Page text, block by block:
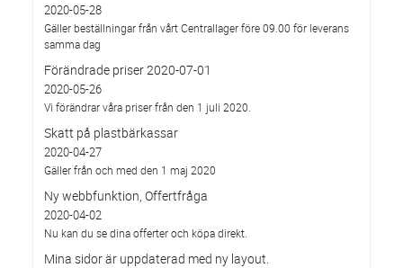
2020-05-28
Gäller beställningar från vårt Centrallager före 09.00 för leverans
samma dag
Förändrade priser 2020-07-01
2020-05-26
Vi förändrar våra priser från den 1 juli 2020.
Skatt på plastbärkassar
2020-04-27
Gäller från och med den 1 maj 2020
Ny webbfunktion, Offertfråga
2020-04-02
Nu kan du se dina offerter och köpa direkt.
Mina sidor är uppdaterad med ny layout.